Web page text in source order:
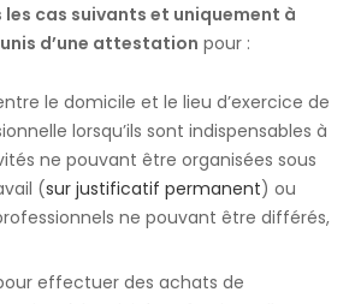
cas suivants et uniquement à
d’une attestation pour :
le domicile et le lieu d’exercice de
lorsqu’ils sont indispensables à
ne pouvant être organisées sous
(sur justificatif permanent) ou
ne pouvant être différés,
effectuer des achats de